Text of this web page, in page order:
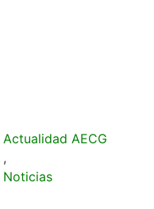
Actualidad AECG
,
Noticias